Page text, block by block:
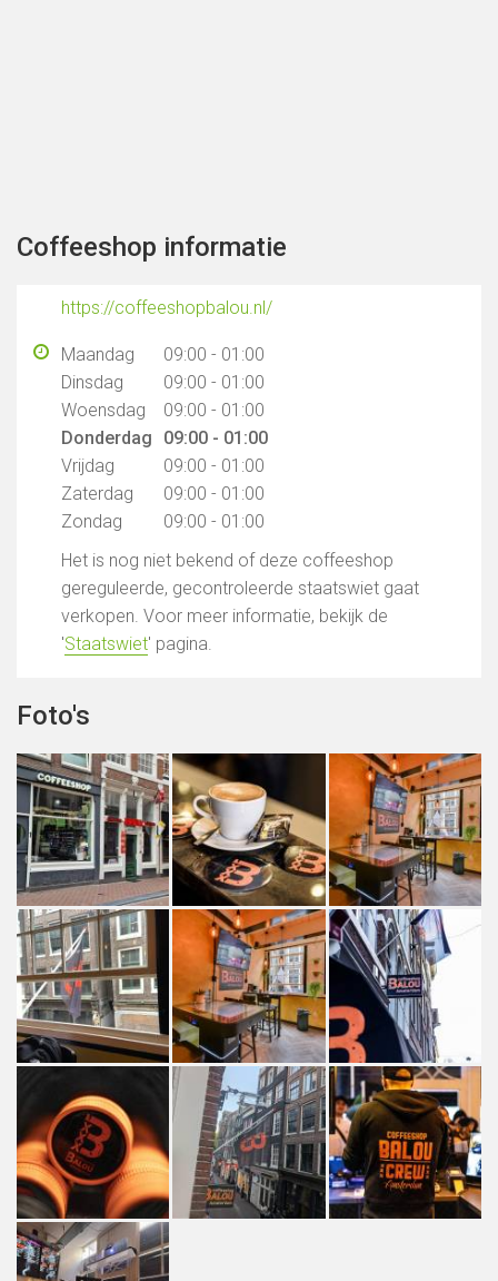
Coffeeshop informatie
https://coffeeshopbalou.nl/
Maandag
09:00 - 01:00
Dinsdag
09:00 - 01:00
Woensdag
09:00 - 01:00
Donderdag
09:00 - 01:00
Vrijdag
09:00 - 01:00
Zaterdag
09:00 - 01:00
Zondag
09:00 - 01:00
Het is nog niet bekend of deze coffeeshop
gereguleerde, gecontroleerde staatswiet gaat
verkopen. Voor meer informatie, bekijk de
'Staatswiet' pagina.
Foto's